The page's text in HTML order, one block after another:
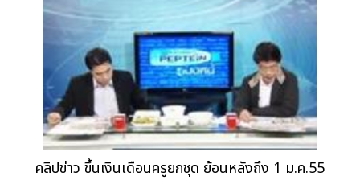
คลิปข่าว ขึ้นเงินเดือนครูยกชุด ย้อนหลังถึง 1 ม.ค.55